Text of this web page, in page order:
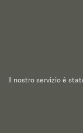
Il nostro servizio è